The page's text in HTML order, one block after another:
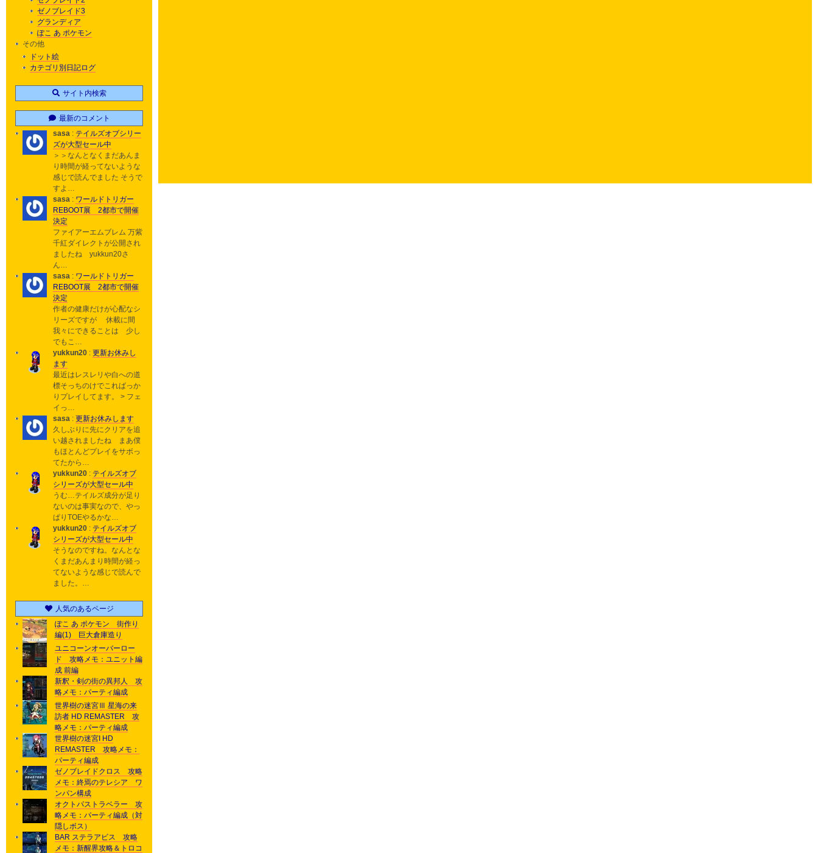
ゼノブレイド3
グランディア
ぽこ あ ポケモン
その他
ドット絵
カテゴリ別日記ログ
サイト内検索
最新のコメント
sasa : テイルズオブシリー
ズが大型セール中
＞＞なんとなくまだあんま
り時間が経ってないような
感じで読んでました そうで
すよ…
sasa : ワールドトリガー
REBOOT展 2都市で開催
決定
ファイアーエムブレム 万紫
千紅ダイレクトが公開され
ましたね yukkun20さ
ん…
sasa : ワールドトリガー
REBOOT展 2都市で開催
決定
作者の健康だけが心配なシ
リーズですが 休載に間
我々にできることは 少し
でもこ…
yukkun20 : 更新お休みし
ます
最近はレスレリや白への道
標そっちのけでこればっか
りプレイしてます。 > フェ
イっ…
sasa : 更新お休みします
久しぶりに先にクリアを追
い越されましたね まあ僕
もほとんどプレイをサボっ
てたから…
yukkun20 : テイルズオブ
シリーズが大型セール中
うむ…テイルズ成分が足り
ないのは事実なので、やっ
ぱりTOEやるかな…
yukkun20 : テイルズオブ
シリーズが大型セール中
そうなのですね。なんとな
くまだあんまり時間が経っ
てないような感じで読んで
ました。…
人気のあるページ
ぽこ あ ポケモン 街作り
編(1) 巨大倉庫造り
ユニコーンオーバーロー
ド 攻略メモ：ユニット編
成 前編
新釈・剣の街の異邦人 攻
略メモ：パーティ編成
世界樹の迷宮Ⅲ 星海の来
訪者 HD REMASTER 攻
略メモ：パーティ編成
世界樹の迷宮I HD
REMASTER 攻略メモ：
パーティ編成
ゼノブレイドクロス 攻略
メモ：終焉のテレシア ワ
ンパン構成
オクトパストラベラー 攻
略メモ：パーティ編成（対
隠しボス）
BAR ステラアビス 攻略
メモ：新醒界攻略＆トロコ